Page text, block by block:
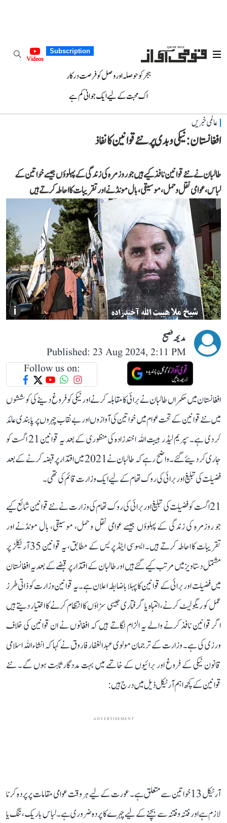
Subscription
Videos
ہجر کو حوصلہ اور وصل کو فرصت درکار
اک محبت کے لیے ایک جوانی کم ہے
عالمی خبریں
افغانستان: نیکی و بدی پر نئے قوانین کا نفاذ
طالبان نے نئے قوانین نافذ کیے ہیں جو روزمرہ کی زندگی کے پہلوؤں جیسے خواتین کے
لباس، عوامی نقل و حمل، موسیقی، بال مونڈنے اور تقریبات کا احاطہ کرتے ہیں
i
مدیحہ فصیح
Published: 23 Aug 2024, 2:11 PM
Follow us on:
افغانستان میں حکمراں طالبان نے برائی کا مقابلہ کرنے اور نیکی کو فروغ دینے کی کوششوں
میں نئے قوانین کے تحت عوام میں خواتین کی آوازوں اور بے نقاب چہروں پر پابندی عائد
کر دی ہے۔ سپریم لیڈر ہیبت اللہ اخندزادہ کی منظوری کے بعد یہ قوانین 21 اگست کو
جاری کر دیئے گئے۔ واضح رہے کہ طالبان نے 2021 میں اقتدار پر قبضہ کرنے کے بعد
فضیلت کی تبلیغ اور برائی کی روک تھام کے لیے ایک وزارت قائم کی تھی۔
21 اگست کو فضیلت کی تبلیغ اور برائی کی روک تھام کی وزارت نے نئے قوانین شائع کیے
جو روزمرہ کی زندگی کے پہلوؤں جیسے عوامی نقل و حمل، موسیقی، بال مونڈنے اور
تقریبات کا احاطہ کرتے ہیں۔ ایسوسی ایٹڈ پریس کے مطابق، یہ قوانین 35 آرٹیکلز پر
مشتمل دستاویز میں مرتب کیے گئے ہیں اور طالبان کے اقتدار پر قبضے کے بعد یہ افغانستان
میں فضیلت اور برائی کے قوانین کا پہلا باضابطہ اعلان ہے۔ یہ قوانین وزارت کو ذاتی طرز
عمل کو ریگولیٹ کرنے، انتباہ یا گرفتاری جیسی سزاؤں کا انتظام کرنے کا اختیار دیتے ہیں
اگر قوانین نافذ کرنے والے یہ الزام لگاتے ہیں کہ افغانوں نے ان قوانین کی خلاف
ورزی کی ہے۔ وزارت کے ترجمان مولوی عبدالغفار فاروق نے کہا کہ انشاء اللہ اسلامی
قانون نیکی کے فروغ اور برائیوں کے خاتمے میں بہت مددگار ثابت ہوں گے۔ نئے
قوانین کے کچھ اہم آرٹیکل ذیل میں درج ہیں:
ADVERTISEMENT
آرٹیکل 13 خواتین سے متعلق ہے۔ عورت کے لیے ہر وقت عوامی مقامات پر پردہ کرنا
لازم ہے اور فتنہ و فتنہ سے بچنے کے لیے چہرے کا پردہ ضروری ہے۔ لباس باریک، تنگ یا